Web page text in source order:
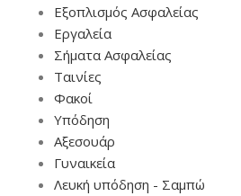
Εξοπλισμός Ασφαλείας
Εργαλεία
Σήματα Ασφαλείας
Ταινίες
Φακοί
Υπόδηση
Αξεσουάρ
Γυναικεία
Λευκή υπόδηση - Σαμπώ